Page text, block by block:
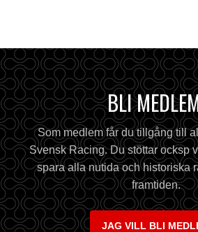
BLI
Som medlem får du tillgång till
Svensk Racing. Du stöttar ocksp
spara alla nutida och historiska
framtiden.
JAG VILL BLI